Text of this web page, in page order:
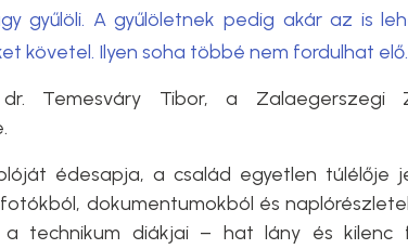
gyűlöli. A gyűlöletnek pedig akár az is
követel. Ilyen soha többé nem fordulhat elő.
dr. Temesváry Tibor, a Zalaegerszegi
édesapja, a család egyetlen túlélője
dokumentumokból és
a technikum diákjai – hat lány és